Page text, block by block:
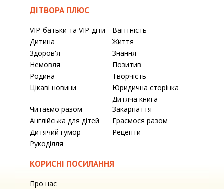
ДІТВОРА ПЛЮС
VIP-батьки та VIP-діти
Вагітність
Дитина
Життя
Здоров'я
Знання
Немовля
Позитив
Родина
Творчість
Цікаві новини
Юридична сторінка
Читаємо разом
Дитяча книга
Закарпаття
Англійська для дітей
Граємося разом
Дитячий гумор
Рецепти
Рукоділля
КОРИСНІ ПОСИЛАННЯ
Про нас